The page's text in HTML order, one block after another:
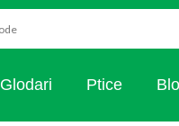
Glodari Ptice